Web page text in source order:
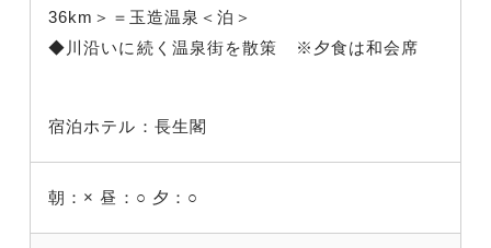
36km＞＝玉造温泉＜泊＞
◆川沿いに続く温泉街を散策 ※夕食は和会席
宿泊ホテル：長生閣
朝：× 昼：○ 夕：○